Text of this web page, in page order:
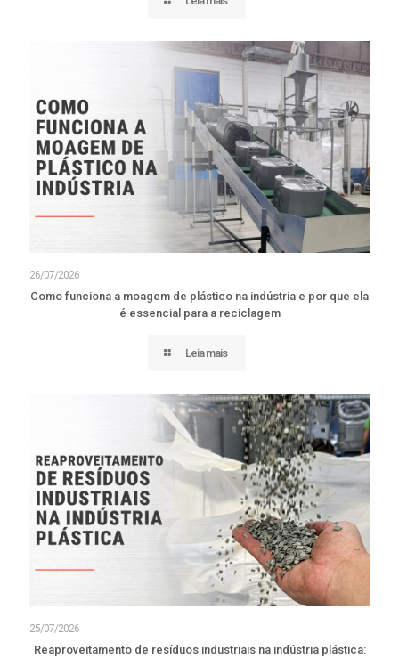
26/07/2026
Como funciona a moagem de plástico na indústria e por que ela
é essencial para a reciclagem
Leia mais
25/07/2026
Reaproveitamento de resíduos industriais na indústria plástica: